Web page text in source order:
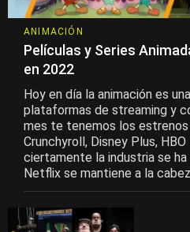
ANIMACIÓN
Películas y Series
en 2022
Hoy en día la animación es
plataformas de streaming y
mes te tenemos los
Crunchyroll, Disney Plus,
ciertamente la industria se
Netflix se mantiene a la